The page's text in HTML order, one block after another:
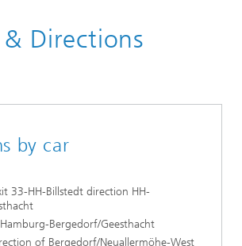
Directions
by car
33-HH-Billstedt direction HH-
Bergedorf/Geesthacht
of Bergedorf/Neuallermöhe-West